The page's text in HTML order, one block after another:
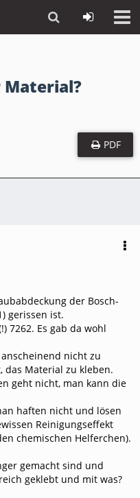
PDF
der Bosch-
gerissen ist.
7262. Es gab da wohl
nicht zu
das Material zu kleben.
geht nicht, man kann die
haften nicht und lösen
Reinigungseffekt
chemischen Helferchen).
gemacht sind und
geklebt und mit was?